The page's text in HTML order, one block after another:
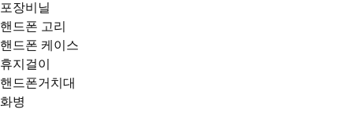
포장비닐
핸드폰 고리
핸드폰 케이스
휴지걸이
핸드폰거치대
화병